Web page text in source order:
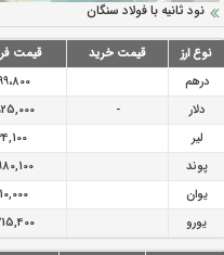
ارزش سهام عدالت بالا رفت
سرمایه بیمه کوثر به ۴ همت می‌رسد
نود ثانیه با فولاد سنگان
تقدیر دبیرکل سندیکای بیمه گران ایران از
اقدامات مدیرعامل بیمه رازی
توصیه های رئیس پلیس فتا به مشتریان
ها در مورد پیشگیری از سرقت های مجازی
نوع ارز قیمت خرید
قیمت
درهم
دلار
-
لیر
پوند
یوان
یورو